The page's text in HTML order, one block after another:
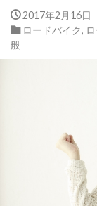
2017年2月16日
ロードバイク,
般